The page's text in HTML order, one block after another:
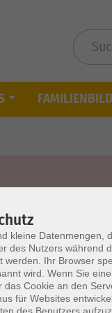
kleine Datenmengen,
des Nutzers während
werden. Ihr Browser
wird. Wenn Sie
das Cookie an den
für Websites